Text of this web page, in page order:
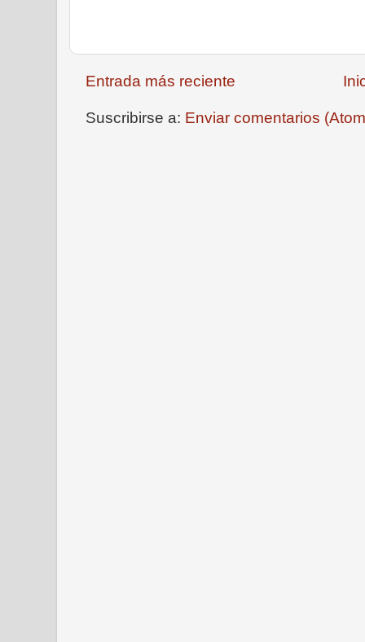
Entrada más reciente
Suscribirse a: Enviar comentarios